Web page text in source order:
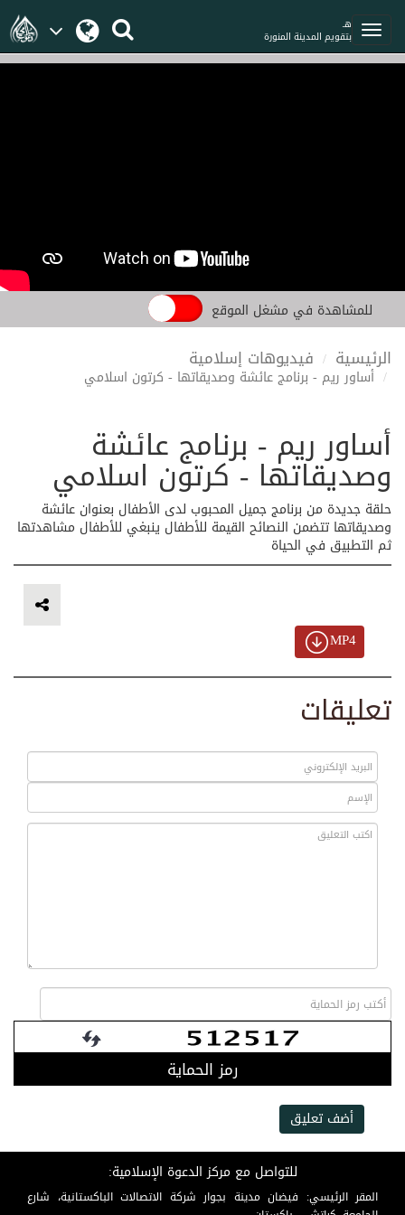
هـ
بتقويم المدينة المنورة
للمشاهدة في مشغل الموقع
الرئيسية فيديوهات إسلامية
أساور ريم - برنامج عائشة وصديقاتها - كرتون اسلامي
أساور ريم - برنامج عائشة
وصديقاتها - كرتون اسلامي
حلقة جديدة من برنامج جميل المحبوب لدى الأطفال بعنوان عائشة
وصديقاتها تتضمن النصائح القيمة للأطفال ينبغي للأطفال مشاهدتها
ثم التطبيق في الحياة
MP4
تعليقات
رمز الحماية
أضف تعليق
للتواصل مع مركز الدعوة الإسلامية:
المقر الرئيسي: فيضان مدينة بجوار شركة الاتصالات الباكستانية، شارع